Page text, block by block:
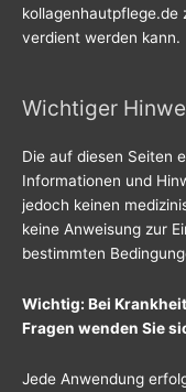
kollagenhautpflege.de
verdient werden kann.
Wichtiger
Die auf diesen Seiten
Informationen und
jedoch keinen
keine Anweisung zur
bestimmten
Wichtig: Bei
Fragen wenden Sie
Jede Anwendung